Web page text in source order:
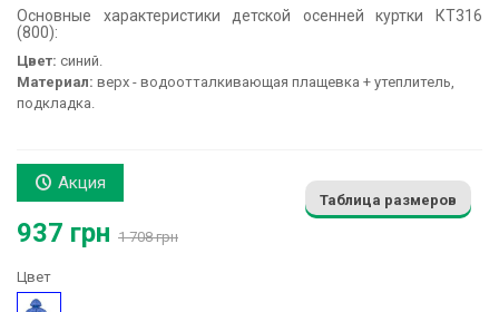
Основные характеристики детской осенней куртки КТ316
(800):
Цвет: синий.
Материал: верх - водоотталкивающая плащевка + утеплитель,
подкладка.
Акция
937 грн 1 708 грн
Таблица размеров
Цвет
Синий